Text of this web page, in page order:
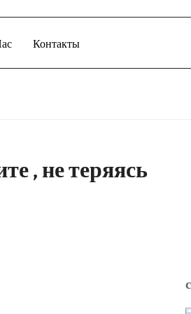
Контакты
, не теряясь